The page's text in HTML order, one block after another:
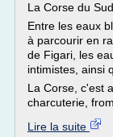
La Corse du
Entre les eaux
à parcourir en
de Figari, les
intimistes, ainsi
La Corse, c'est
charcuterie,
Lire la suite